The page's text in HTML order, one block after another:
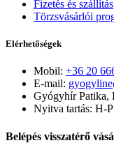
Fizetés és szállítás
Törzsvásárlói
Elérhetőségek
Mobil: +36 20
E-mail:
Gyógyhír Patika,
Nyitva tartás: H-
Belépés visszatérő